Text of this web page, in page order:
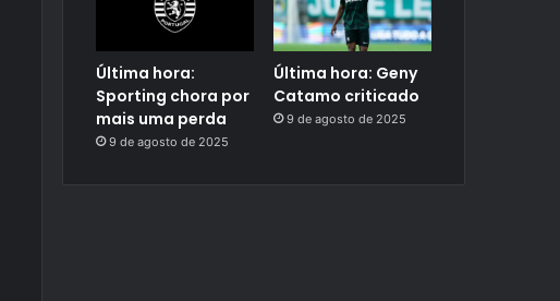
Última hora:
Sporting chora por
mais uma perda
9 de agosto de 2025
Última hora: Geny
Catamo criticado
9 de agosto de 2025